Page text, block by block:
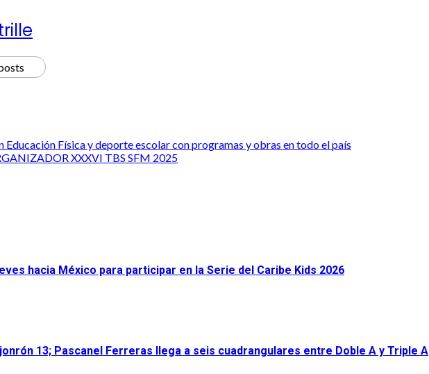
Educación Física y deporte escolar con programas y obras en todo el país
XXXVI TBS SFM 2025
hacia México para participar en la Serie del Caribe Kids 2026
13; Pascanel Ferreras llega a seis cuadrangulares entre Doble A y Triple A